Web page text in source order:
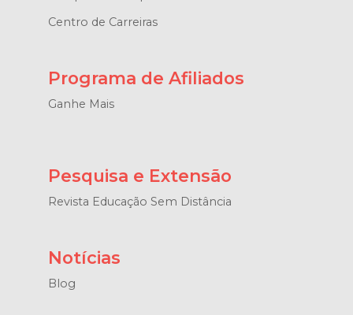
Centro de Carreiras
Programa de Afiliados
Ganhe Mais
Pesquisa e Extensão
Revista Educação Sem Distância
Notícias
Blog